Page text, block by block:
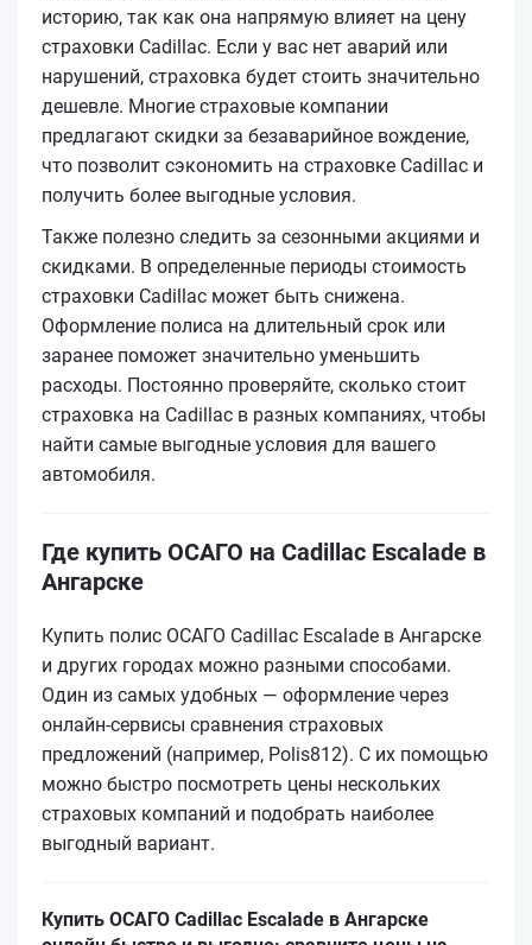
историю, так как она напрямую влияет на цену
страховки Cadillac. Если у вас нет аварий или
нарушений, страховка будет стоить значительно
дешевле. Многие страховые компании
предлагают скидки за безаварийное вождение,
что позволит сэкономить на страховке Cadillac и
получить более выгодные условия.
Также полезно следить за сезонными акциями и
скидками. В определенные периоды стоимость
страховки Cadillac может быть снижена.
Оформление полиса на длительный срок или
заранее поможет значительно уменьшить
расходы. Постоянно проверяйте, сколько стоит
страховка на Cadillac в разных компаниях, чтобы
найти самые выгодные условия для вашего
автомобиля.
Где купить ОСАГО на Cadillac Escalade в
Ангарске
Купить полис ОСАГО Cadillac Escalade в Ангарске
и других городах можно разными способами.
Один из самых удобных — оформление через
онлайн-сервисы сравнения страховых
предложений (например, Polis812). С их помощью
можно быстро посмотреть цены нескольких
страховых компаний и подобрать наиболее
выгодный вариант.
Купить ОСАГО Cadillac Escalade в Ангарске